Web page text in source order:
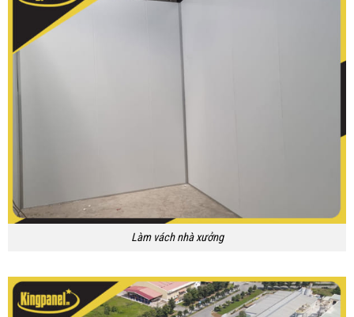
Làm vách nhà xưởng